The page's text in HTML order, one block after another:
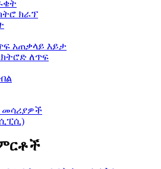
ክራፕ
አጠቃላይ እይታ
ለጥፍ
ሲፒሲ)